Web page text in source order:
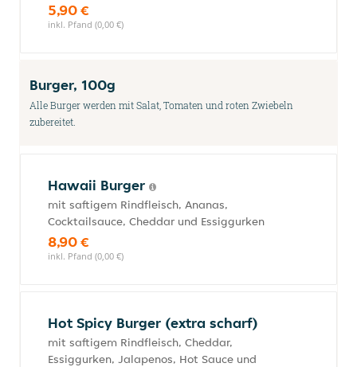
5,90 €
inkl. Pfand (0,00 €)
Burger, 100g
Alle Burger werden mit Salat, Tomaten und roten Zwiebeln
zubereitet.
Hawaii Burger
mit saftigem Rindfleisch, Ananas,
Cocktailsauce, Cheddar und Essiggurken
8,90 €
inkl. Pfand (0,00 €)
Hot Spicy Burger (extra scharf)
mit saftigem Rindfleisch, Cheddar,
Essiggurken, Jalapenos, Hot Sauce und